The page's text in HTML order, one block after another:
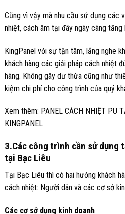
Cũng vì vậy mà nhu cầu sử dụng các
nhiệt, cách âm tại đây ngày càng tăng
KingPanel với sự tận tâm, lắng nghe
khách hàng các giải pháp cách nhiệt
hàng. Không gây dư thừa cũng như
kiệm chi phí cho công trình của quý
Xem thêm: PANEL CÁCH NHIỆT PU
KINGPANEL
3.Các công trình cần sử dụng
tại Bạc Liêu
Tại Bạc Liêu thì có hai hướng khách
cách nhiệt: Người dân và các cơ sở
Các cơ sở dụng kinh doanh